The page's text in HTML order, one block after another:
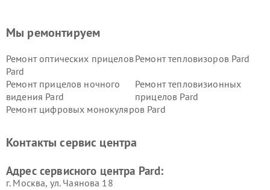
Мы ремонтируем
Ремонт оптических прицелов
Pard
Ремонт тепловизоров Pard
Ремонт прицелов ночного
видения Pard
Ремонт тепловизионных
прицелов Pard
Ремонт цифровых монокуляров Pard
Контакты сервис центра
Адрес сервисного центра Pard:
г. Москва, ул. Чаянова 18